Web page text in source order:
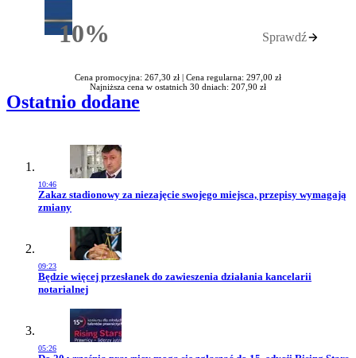
10%Rabatu Sprawdź
Cena promocyjna: 267,30 zł | Cena regularna: 297,00 zł
Najniższa cena w ostatnich 30 dniach: 207,90 zł
Ostatnio dodane
10:46
Przejdź do artykułu:
Zakaz stadionowy za niezajęcie swojego miejsca, przepisy wymagają
zmiany
09:23
Przejdź do artykułu:
Będzie więcej przesłanek do zawieszenia działania kancelarii
notarialnej
05:26